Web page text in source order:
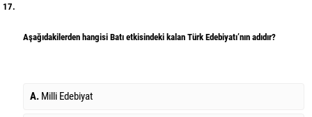
17.
Aşağıdakilerden hangisi Batı etkisindeki kalan Türk Edebiyatı’nın adıdır?
A. Milli Edebiyat